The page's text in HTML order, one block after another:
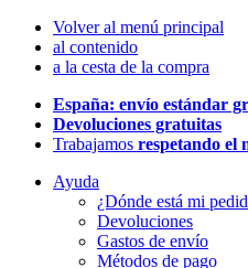
Volver al menú principal
al contenido
a la cesta de la compra
España: envío estándar
Devoluciones gratuitas
Trabajamos respetando el
Ayuda
¿Dónde está mi
Devoluciones
Gastos de envío
Métodos de pago